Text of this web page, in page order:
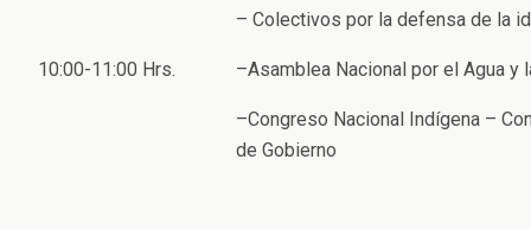
10:00-11:00 Hrs.
– Colectivos por la defensa de la
–Asamblea Nacional por el Agua y
–Congreso Nacional Indígena –
de Gobierno